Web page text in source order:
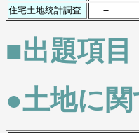
住宅土地統計調査 －
■出題項
●土地に